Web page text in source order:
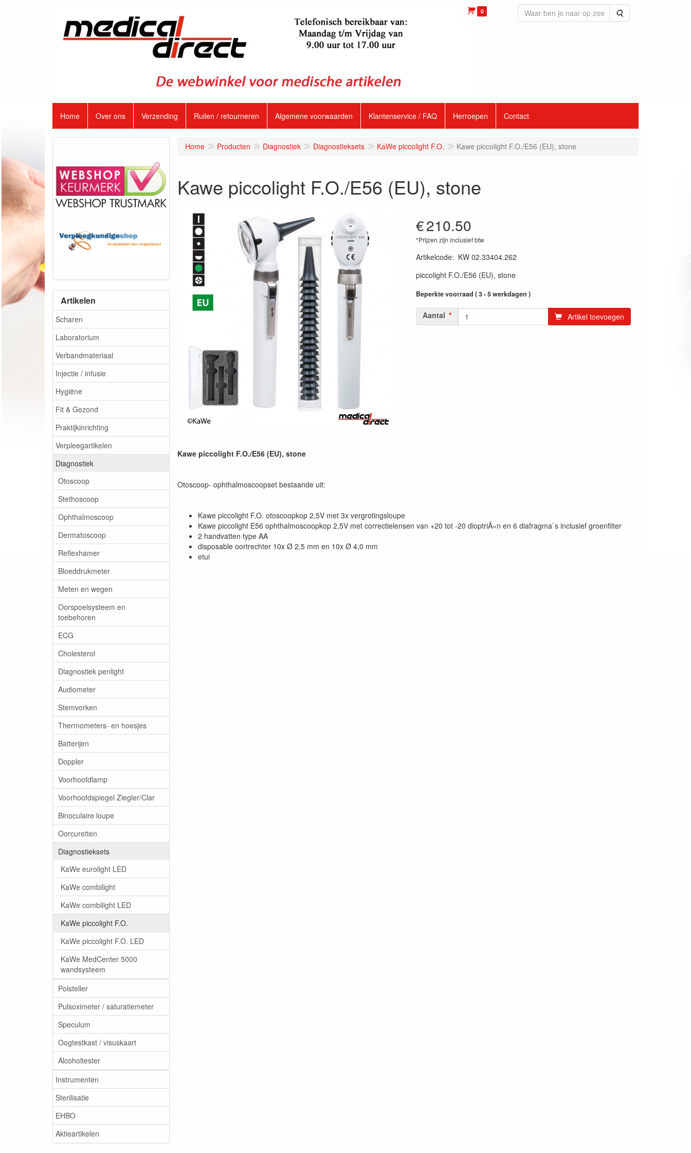
0 Zoeken
Home Over ons Verzending Ruilen / retourneren Algemene voorwaarden Klantenservice / FAQ Herroepen Contact
Artikelen
Scharen
Laboratorium
Verbandmateriaal
Injectie / infusie
Hygiëne
Fit & Gezond
Praktijkinrichting
Verpleegartikelen
Diagnostiek
Otoscoop
Stethoscoop
Ophthalmoscoop
Dermatoscoop
Reflexhamer
Bloeddrukmeter
Meten en wegen
Oorspoelsysteem en
toebehoren
ECG
Cholesterol
Diagnostiek penlight
Audiometer
Stemvorken
Thermometers- en hoesjes
Batterijen
Doppler
Voorhoofdlamp
Voorhoofdspiegel Ziegler/Clar
Binoculaire loupe
Oorcuretten
Diagnostieksets
KaWe eurolight LED
KaWe combilight
KaWe combilight LED
KaWe piccolight F.O.
KaWe piccolight F.O. LED
KaWe MedCenter 5000
wandsysteem
Polsteller
Pulsoximeter / saturatiemeter
Speculum
Oogtestkast / visuskaart
Alcoholtester
Instrumenten
Sterilisatie
EHBO
Aktieartikelen
Home Producten Diagnostiek Diagnostieksets KaWe piccolight F.O. Kawe piccolight F.O./E56 (EU), stone
Kawe piccolight F.O./E56 (EU), stone
€210.50
*Prijzen zijn inclusief btw
Artikelcode: KW 02.33404.262
piccolight F.O./E56 (EU), stone
Beperkte voorraad ( 3 - 5 werkdagen )
Aantal Artikel toevoegen
Kawe piccolight F.O./E56 (EU), stone
Otoscoop- ophthalmoscoopset bestaande uit:
Kawe piccolight F.O. otoscoopkop 2,5V met 3x vergrotingsloupe
Kawe piccolight E56 ophthalmoscoopkop 2,5V met correctielensen van +20 tot -20 dioptriÃ«n en 6 diafragma`s inclusief groenfilter
2 handvatten type AA
disposable oortrechter 10x Ø 2,5 mm en 10x Ø 4,0 mm
etui